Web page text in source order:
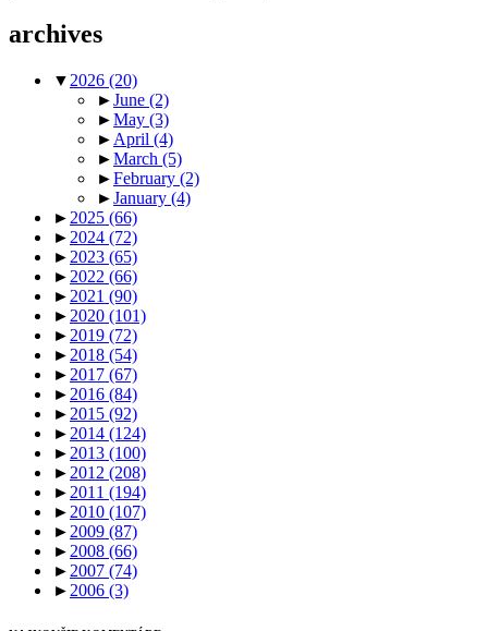
archives
▼ 2026 (20)
►June (2)
►May (3)
► April (4)
►March (5)
►February (2)
►January (4)
► 2025 (66)
► 2024 (72)
► 2023 (65)
► 2022 (66)
► 2021 (90)
► 2020 (101)
► 2019 (72)
► 2018 (54)
► 2017 (67)
► 2016 (84)
► 2015 (92)
► 2014 (124)
► 2013 (100)
► 2012 (208)
► 2011 (194)
► 2010 (107)
► 2009 (87)
► 2008 (66)
► 2007 (74)
► 2006 (3)